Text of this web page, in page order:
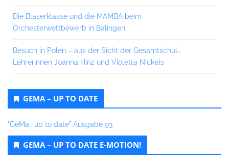
Die Bläserklasse und die MAMBA beim
Orchesterwettbewerb in Balingen
Besuch in Polen – aus der Sicht der Gesamtschul-
Lehrerinnen Joanna Hinz und Violetta Nickels
GEMA – UP TO DATE
"GeMa- up to date" Ausgabe 93
GEMA – UP TO DATE E-MOTION!